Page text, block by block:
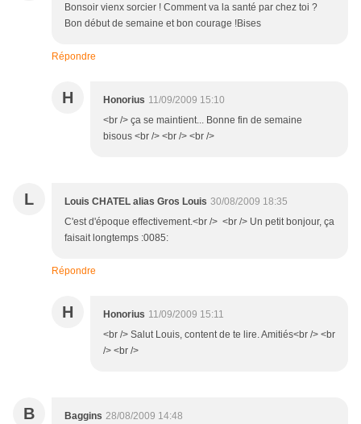
Bonsoir vienx sorcier ! Comment va la santé par chez toi ?
Bon début de semaine et bon courage !Bises
Répondre
H Honorius 11/09/2009 15:10
<br /> ça se maintient... Bonne fin de semaine
bisous <br /> <br /> <br />
L Louis CHATEL alias Gros Louis 30/08/2009 18:35
C'est d'époque effectivement.<br /> <br /> Un petit bonjour, ça
faisait longtemps :0085:
Répondre
H Honorius 11/09/2009 15:11
<br /> Salut Louis, content de te lire. Amitiés<br /> <br
/> <br />
B Baggins 28/08/2009 14:48